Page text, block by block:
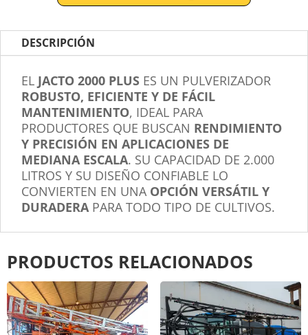
DESCRIPCIÓN
EL JACTO 2000 PLUS ES UN PULVERIZADOR
ROBUSTO, EFICIENTE Y DE FÁCIL
MANTENIMIENTO, IDEAL PARA
PRODUCTORES QUE BUSCAN RENDIMIENTO
Y PRECISIÓN EN APLICACIONES DE
MEDIANA ESCALA. SU CAPACIDAD DE 2.000
LITROS Y SU DISEÑO CONFIABLE LO
CONVIERTEN EN UNA OPCIÓN VERSÁTIL Y
DURADERA PARA TODO TIPO DE CULTIVOS.
PRODUCTOS RELACIONADOS